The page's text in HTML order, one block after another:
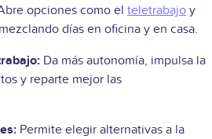
opciones como el teletrabajo y
días en oficina y en casa.
Da más autonomía, impulsa la
y reparte mejor las
Permite elegir alternativas a la